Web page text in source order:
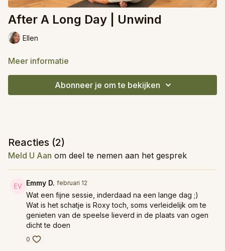
After A Long Day | Unwind
Ellen
Meer informatie
Abonneer je om te bekijken
Reacties (2)
Meld U Aan om deel te nemen aan het gesprek
Emmy D. februari 12
Wat een fijne sessie, inderdaad na een lange dag ;)
Wat is het schatje is Roxy toch, soms verleidelijk om te
genieten van de speelse lieverd in de plaats van ogen
dicht te doen
0